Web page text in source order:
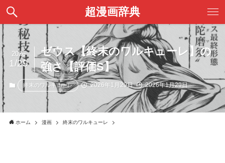
超漫画辞典
ゼウス【終末のワルキューレ】の
強さ【評価S】
2026
1/29
終末のワルキューレ 2026年1月29日 2026年1月29日
ホーム 漫画 終末のワルキューレ